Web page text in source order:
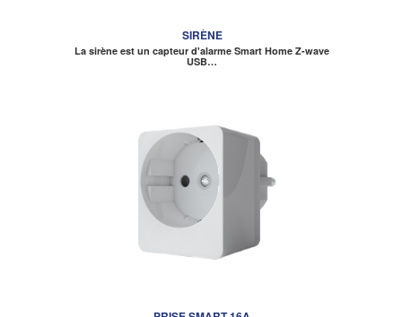
SIRÈNE
La sirène est un capteur d'alarme Smart Home Z-wave
USB…